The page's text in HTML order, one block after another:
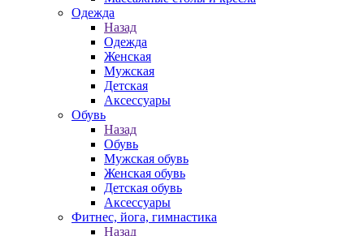
Одежда
Назад
Одежда
Женская
Мужская
Детская
Аксессуары
Обувь
Назад
Обувь
Мужская обувь
Женская обувь
Детская обувь
Аксессуары
Фитнес, йога, гимнастика
Назад